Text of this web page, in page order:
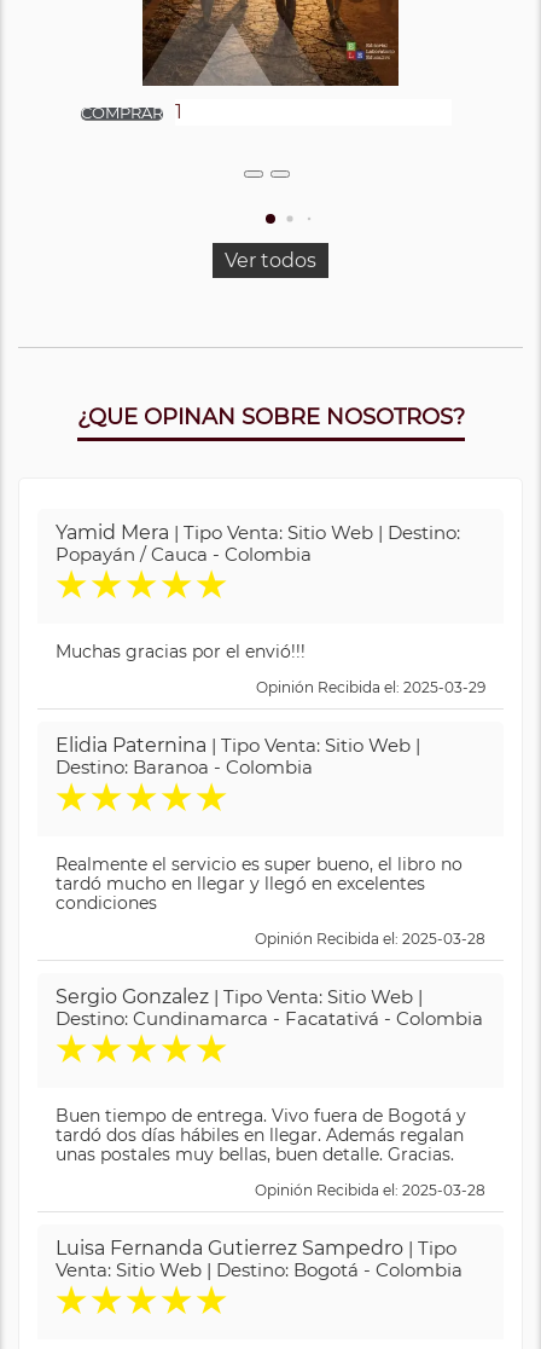
Ver todos
¿QUE OPINAN SOBRE NOSOTROS?
Yamid Mera | Tipo Venta: Sitio Web | Destino:
Popayán / Cauca - Colombia
★★★★★
Muchas gracias por el envió!!!
Opinión Recibida el: 2025-03-29
Elidia Paternina | Tipo Venta: Sitio Web |
Destino: Baranoa - Colombia
★★★★★
Realmente el servicio es super bueno, el libro no
tardó mucho en llegar y llegó en excelentes
condiciones
Opinión Recibida el: 2025-03-28
Sergio Gonzalez | Tipo Venta: Sitio Web |
Destino: Cundinamarca - Facatativá - Colombia
★★★★★
Buen tiempo de entrega. Vivo fuera de Bogotá y
tardó dos días hábiles en llegar. Además regalan
unas postales muy bellas, buen detalle. Gracias.
Opinión Recibida el: 2025-03-28
Luisa Fernanda Gutierrez Sampedro | Tipo
Venta: Sitio Web | Destino: Bogotá - Colombia
★★★★★